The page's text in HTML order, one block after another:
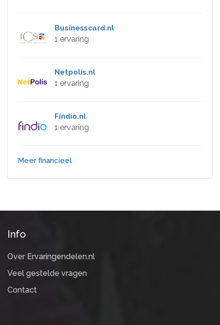
Businesscard.nl
1 ervaring
Netpolis.nl
1 ervaring
Findio.nl
1 ervaring
Meer financieel
Info
Over Ervaringendelen.nl
Veel gestelde vragen
Contact